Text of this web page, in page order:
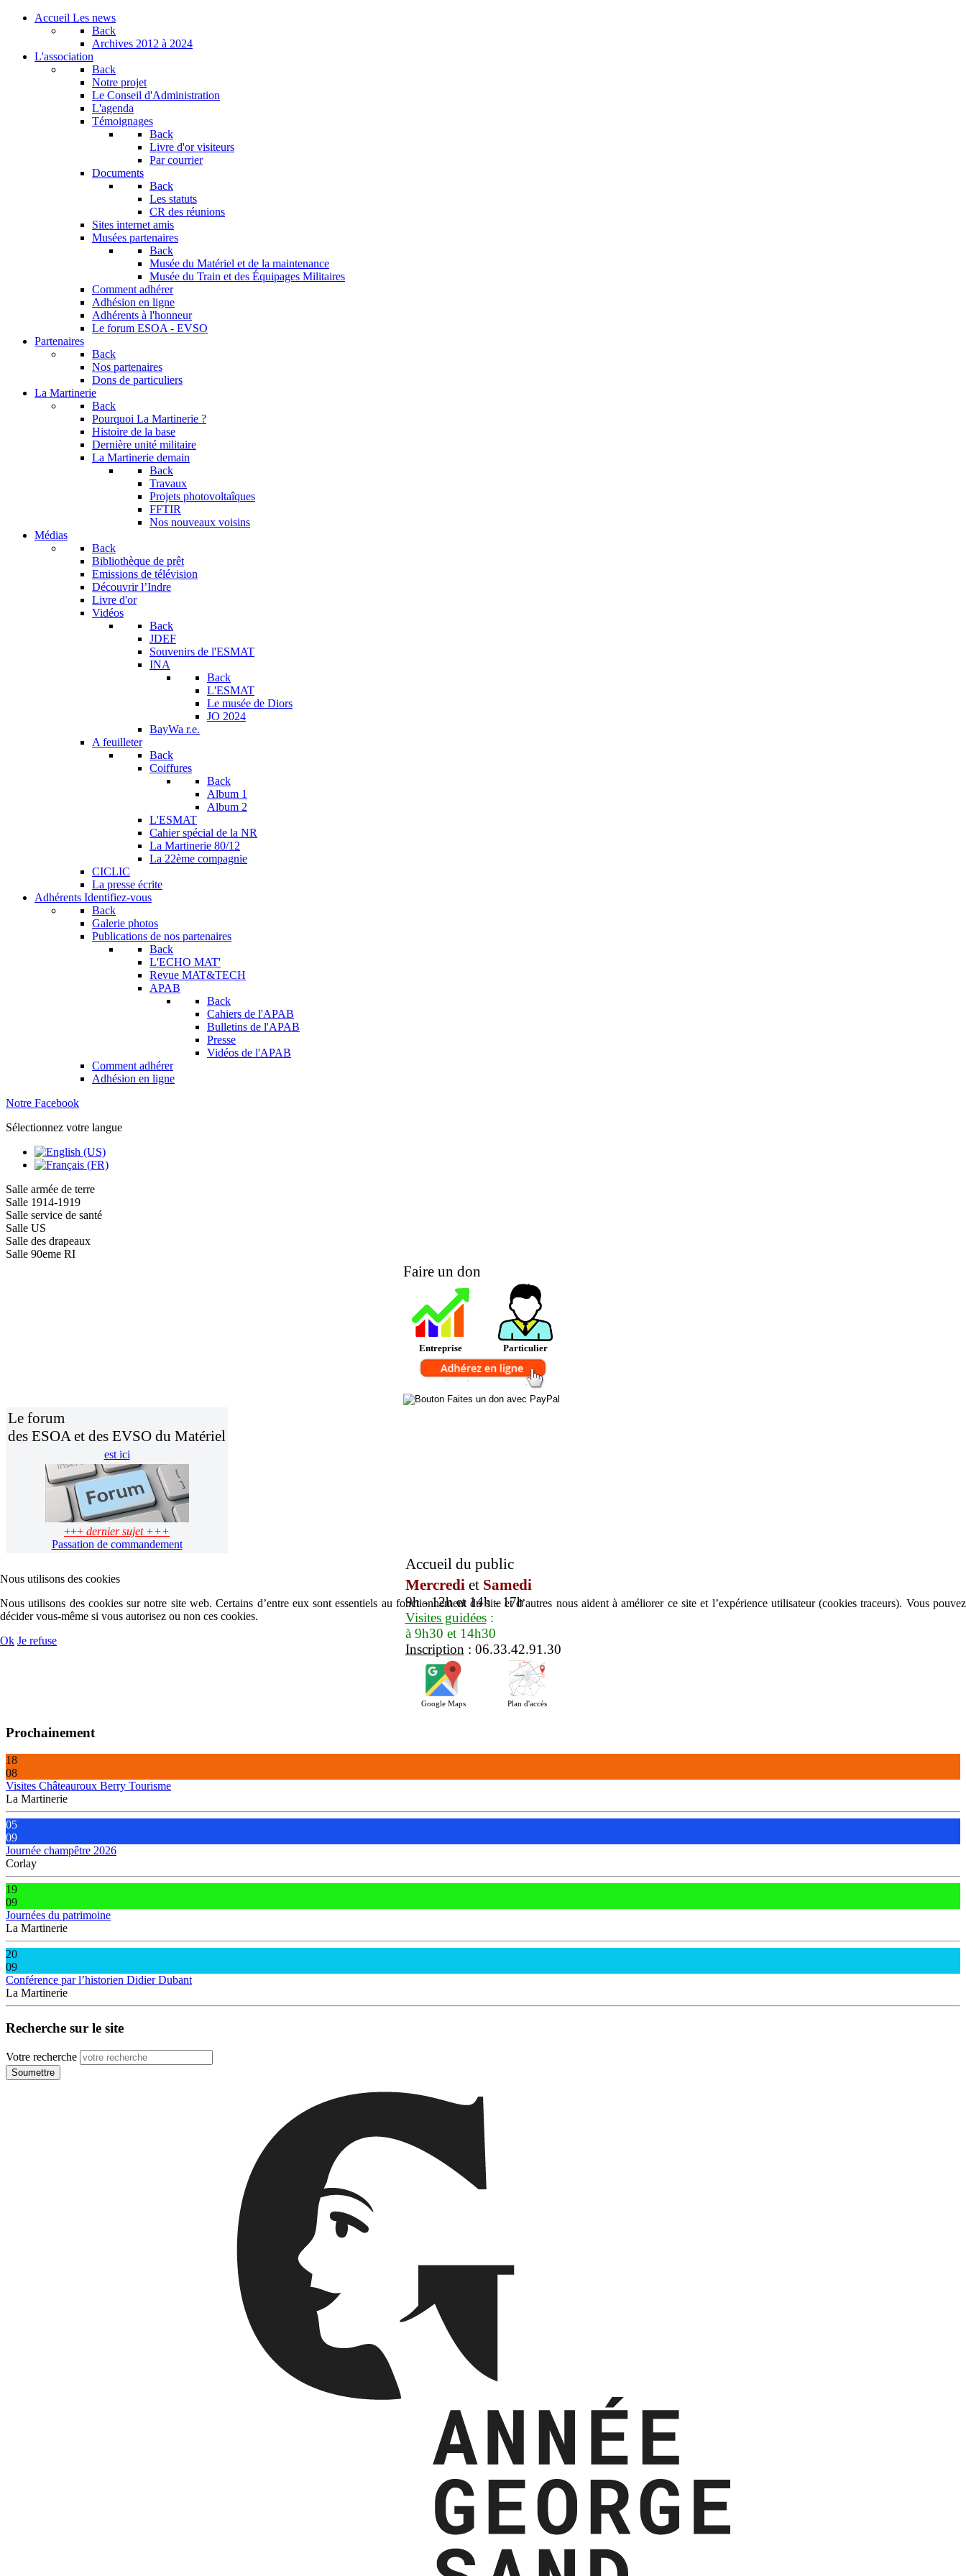
Accueil Les news
Back
Archives 2012 à 2024
L'association
Back
Notre projet
Le Conseil d'Administration
L'agenda
Témoignages
Back
Livre d'or visiteurs
Par courrier
Documents
Back
Les statuts
CR des réunions
Sites internet amis
Musées partenaires
Back
Musée du Matériel et de la maintenance
Musée du Train et des Équipages Militaires
Comment adhérer
Adhésion en ligne
Adhérents à l'honneur
Le forum ESOA - EVSO
Partenaires
Back
Nos partenaires
Dons de particuliers
La Martinerie
Back
Pourquoi La Martinerie ?
Histoire de la base
Dernière unité militaire
La Martinerie demain
Back
Travaux
Projets photovoltaîques
FFTIR
Nos nouveaux voisins
Médias
Back
Bibliothèque de prêt
Emissions de télévision
Découvrir l’Indre
Livre d'or
Vidéos
Back
JDEF
Souvenirs de l'ESMAT
INA
Back
L'ESMAT
Le musée de Diors
JO 2024
BayWa r.e.
A feuilleter
Back
Coiffures
Back
Album 1
Album 2
L'ESMAT
Cahier spécial de la NR
La Martinerie 80/12
La 22ème compagnie
CICLIC
La presse écrite
Adhérents Identifiez-vous
Back
Galerie photos
Publications de nos partenaires
Back
L'ECHO MAT'
Revue MAT&TECH
APAB
Back
Cahiers de l'APAB
Bulletins de l'APAB
Presse
Vidéos de l'APAB
Comment adhérer
Adhésion en ligne
Notre Facebook
Sélectionnez votre langue
Salle armée de terre
Salle 1914-1919
Salle service de santé
Salle US
Salle des drapeaux
Salle 90eme RI
Faire un don
Entreprise Particulier
Le forum
des ESOA et des EVSO du Matériel
est ici
+++ dernier sujet +++
Passation de commandement
Accueil du public
Mercredi et Samedi
9h - 12h et 14h - 17h
Visites guidées:
à 9h30 et 14h30
Inscription : 06.33.42.91.30
Google Maps Plan d'accès
Prochainement
18
08
Visites Châteauroux Berry Tourisme
La Martinerie
05
09
Journée champêtre 2026
Corlay
19
09
Journées du patrimoine
La Martinerie
20
09
Conférence par l’historien Didier Dubant
La Martinerie
Recherche sur le site
Votre recherche
Soumettre
Nous utilisons des cookies
Nous utilisons des cookies sur notre site web. Certains d’entre eux sont essentiels au fonctionnement du site et d’autres nous aident à améliorer ce site et l’expérience utilisateur (cookies traceurs). Vous pouvez
décider vous-même si vous autorisez ou non ces cookies.
Ok Je refuse